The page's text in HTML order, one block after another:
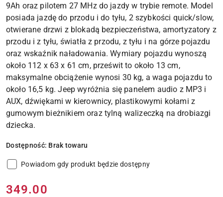
9Ah oraz pilotem 27 MHz do jazdy w trybie remote. Model
posiada jazdę do przodu i do tyłu, 2 szybkości quick/slow,
otwierane drzwi z blokadą bezpieczeństwa, amortyzatory z
przodu i z tyłu, światła z przodu, z tyłu i na górze pojazdu
oraz wskaźnik naładowania. Wymiary pojazdu wynoszą
około 112 x 63 x 61 cm, prześwit to około 13 cm,
maksymalne obciążenie wynosi 30 kg, a waga pojazdu to
około 16,5 kg. Jeep wyróżnia się panelem audio z MP3 i
AUX, dźwiękami w kierownicy, plastikowymi kołami z
gumowym bieżnikiem oraz tylną walizeczką na drobiazgi
dziecka.
Dostępność: Brak towaru
Powiadom gdy produkt będzie dostępny
Cena:
349.00